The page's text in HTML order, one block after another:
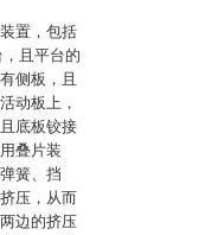
置，包括
且平台的
侧板，且
动板上，
底板铰接
叠片装
簧、挡
压，从而
边的挤压